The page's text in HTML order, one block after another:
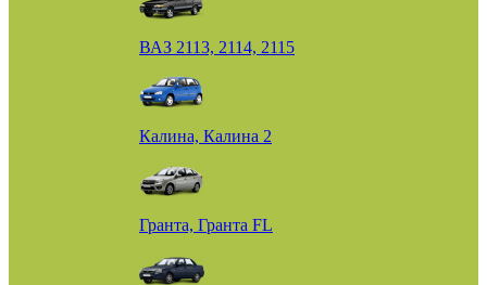
ВАЗ 2113, 2114, 2115
Калина, Калина 2
Гранта, Гранта FL